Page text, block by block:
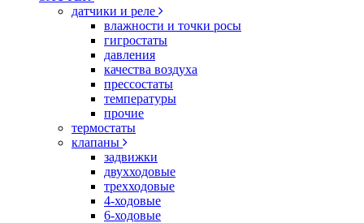
датчики и реле
влажности и точки росы
гигростаты
давления
качества воздуха
прессостаты
температуры
прочие
термостаты
клапаны
задвижки
двухходовые
трехходовые
4-ходовые
6-ходовые